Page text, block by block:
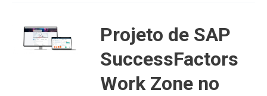
Projeto de SAP
SuccessFactors
Work Zone no